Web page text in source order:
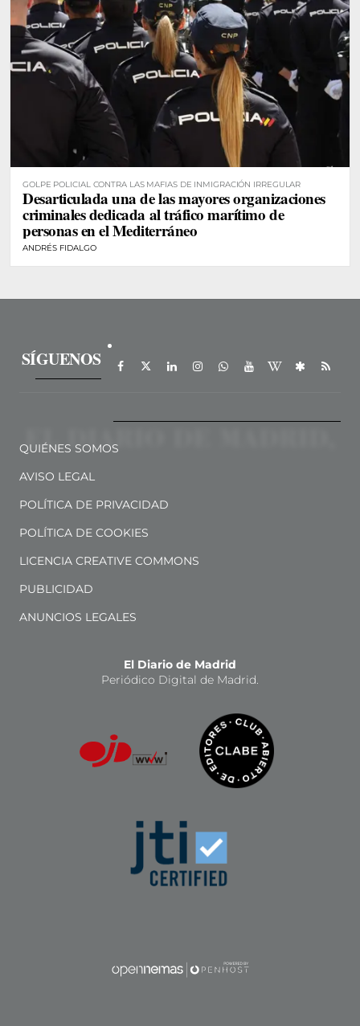
GOLPE POLICIAL CONTRA LAS MAFIAS DE INMIGRACIÓN IRREGULAR
Desarticulada una de las mayores organizaciones
criminales dedicada al tráfico marítimo de
personas en el Mediterráneo
ANDRÉS FIDALGO
SÍGUENOS
QUIÉNES SOMOS
AVISO LEGAL
POLÍTICA DE PRIVACIDAD
POLÍTICA DE COOKIES
LICENCIA CREATIVE COMMONS
PUBLICIDAD
ANUNCIOS LEGALES
El Diario de Madrid
Periódico Digital de Madrid.